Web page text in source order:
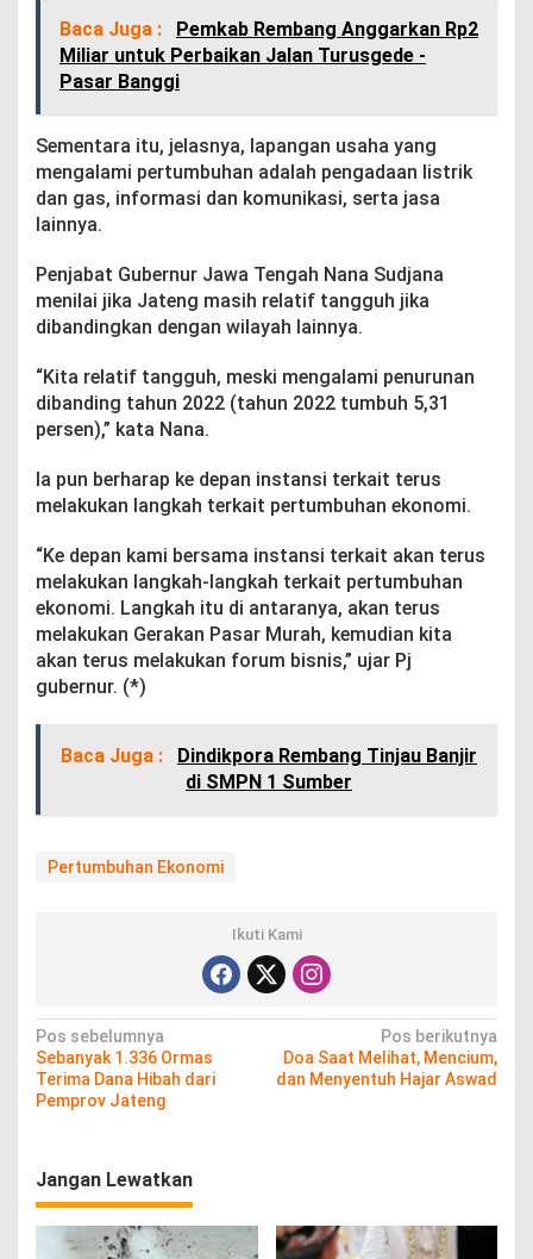
Baca Juga :
Pemkab Rembang Anggarkan Rp2
Miliar untuk Perbaikan Jalan Turusgede -
Pasar Banggi
Sementara itu, jelasnya, lapangan usaha yang
mengalami pertumbuhan adalah pengadaan listrik
dan gas, informasi dan komunikasi, serta jasa
lainnya.
Penjabat Gubernur Jawa Tengah Nana Sudjana
menilai jika Jateng masih relatif tangguh jika
dibandingkan dengan wilayah lainnya.
“Kita relatif tangguh, meski mengalami penurunan
dibanding tahun 2022 (tahun 2022 tumbuh 5,31
persen),” kata Nana.
Ia pun berharap ke depan instansi terkait terus
melakukan langkah terkait pertumbuhan ekonomi.
“Ke depan kami bersama instansi terkait akan terus
melakukan langkah-langkah terkait pertumbuhan
ekonomi. Langkah itu di antaranya, akan terus
melakukan Gerakan Pasar Murah, kemudian kita
akan terus melakukan forum bisnis,” ujar Pj
gubernur. (*)
Baca Juga :
Dindikpora Rembang Tinjau Banjir
di SMPN 1 Sumber
Pertumbuhan Ekonomi
Ikuti Kami
N
a
v
g
a
Pos sebelumnya
Sebanyak 1.336 Ormas
Terima Dana Hibah dari
Pemprov Jateng
Pos berikutnya
Doa Saat Melihat, Mencium,
dan Menyentuh Hajar Aswad
Jangan Lewatkan